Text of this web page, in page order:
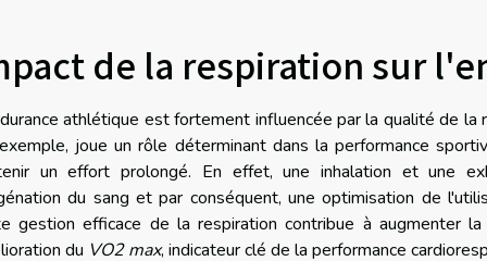
de la respiration sur
athlétique est fortement influencée par la qualité de la
joue un rôle déterminant dans la performance
un effort prolongé. En effet, une inhalation et une
du sang et par conséquent, une optimisation de
gestion efficace de la respiration contribue à augmenter
du VO2 max, indicateur clé de la performance